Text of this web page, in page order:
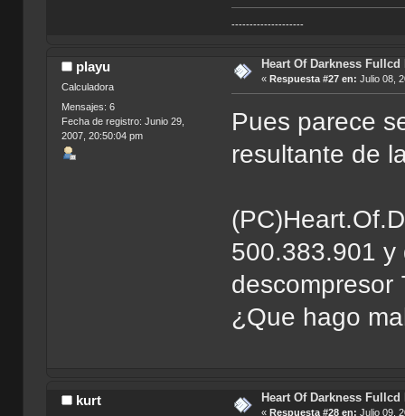
--------------------
playu
Calculadora
Mensajes: 6
Fecha de registro: Junio 29,
2007, 20:50:04 pm
Heart Of Darkness Fullcd
« Respuesta #27 en: Julio 08,
Pues parece
resultante de
500.383.901
descompresor
¿Que hago
kurt Heart Of Darkness Fullcd
« Respuesta #28 en: Julio 09,